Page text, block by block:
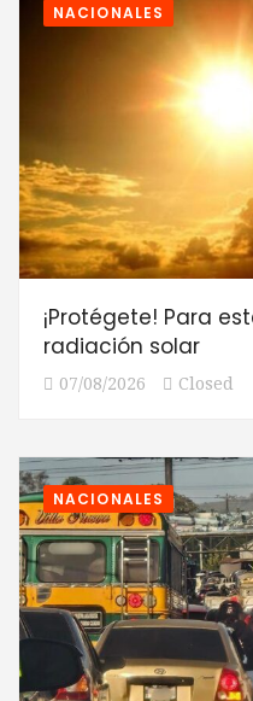
NACIONALES
¡Protégete! Para
radiación solar
07/08/2026 Closed
NACIONALES